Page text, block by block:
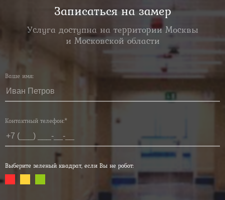
Записаться на замер
Услуга доступна на территории Москвы
и Московской области
Ваше имя:
Контактный телефон:*
Выберите зеленый квадрат, если Вы не робот: